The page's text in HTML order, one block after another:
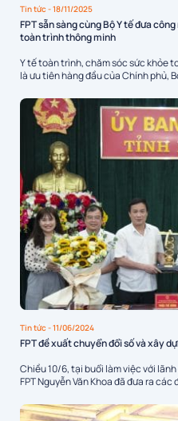
Tin tức- 18/11/2025
FPT sẵn sàng cùng Bộ Y tế đưa
toàn trình thông minh
Y tế toàn trình, chăm sóc sức khỏe
là ưu tiên hàng đầu của Chính phủ,
Tin tức- 11/06/2024
FPT đề xuất chuyển đổi số và xây
Chiều 10/6, tại buổi làm việc với
FPT Nguyễn Văn Khoa đã đưa ra